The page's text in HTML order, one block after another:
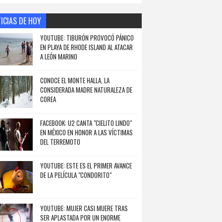
DE HOY
YOUTUBE: TIBURÓN PROVOCÓ PÁNICO
EN PLAYA DE RHODE ISLAND AL ATACAR
A LEÓN MARINO
CONOCE EL MONTE HALLA, LA
CONSIDERADA MADRE NATURALEZA DE
COREA
FACEBOOK: U2 CANTA "CIELITO LINDO"
EN MÉXICO EN HONOR A LAS VÍCTIMAS
DEL TERREMOTO
YOUTUBE: ESTE ES EL PRIMER AVANCE
DE LA PELÍCULA "CONDORITO"
YOUTUBE: MUJER CASI MUERE TRAS
SER APLASTADA POR UN ENORME